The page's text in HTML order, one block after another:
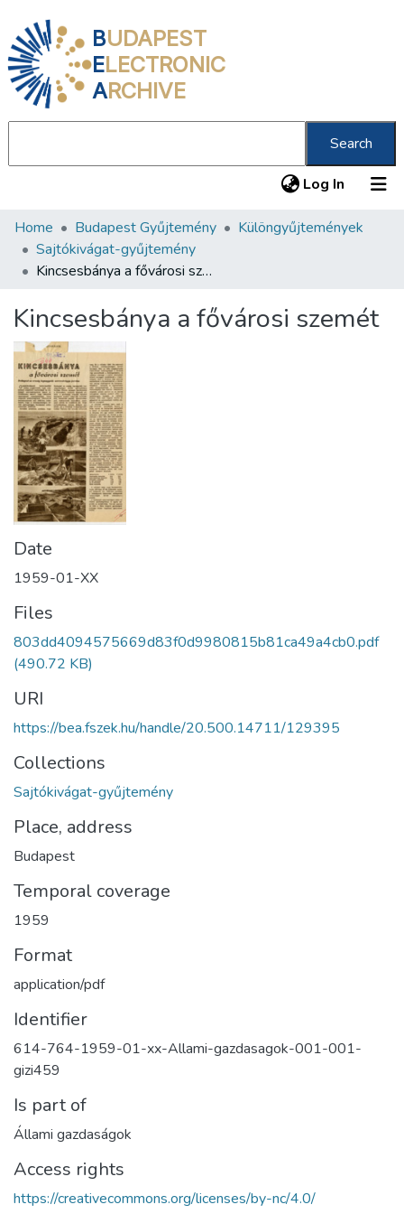
BUDAPEST
ELECTRONIC
ARCHIVE
Search
Log In (current)
Communities & Collections
All of DSpace
About us
Home Budapest Gyűjtemény
Különgyűjtemények
Sajtókivágat-gyűjtemény
Kincsesbánya a fővárosi szemét
Kincsesbánya a fővárosi szemét
Date
1959-01-XX
Files
803dd4094575669d83f0d9980815b81ca49a4cb0.pdf
(490.72 KB)
URI
https://bea.fszek.hu/handle/20.500.14711/129395
Collections
Sajtókivágat-gyűjtemény
Place, address
Budapest
Temporal coverage
1959
Format
application/pdf
Identifier
614-764-1959-01-xx-Allami-gazdasagok-001-001-
gizi459
Is part of
Állami gazdaságok
Access rights
https://creativecommons.org/licenses/by-nc/4.0/